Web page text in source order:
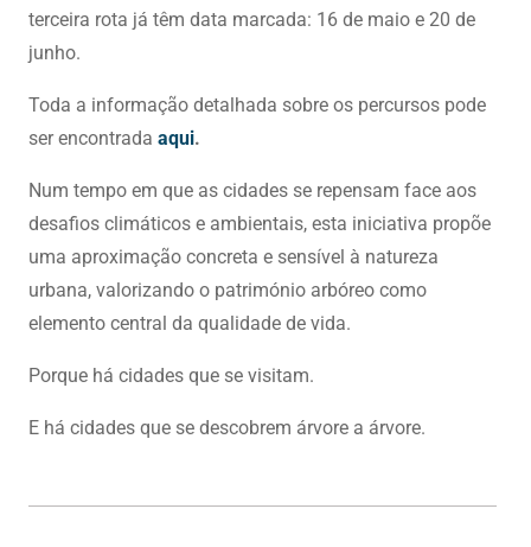
terceira rota já têm data marcada: 16 de maio e 20 de
junho.
Toda a informação detalhada sobre os percursos pode
ser encontrada aqui.
Num tempo em que as cidades se repensam face aos
desafios climáticos e ambientais, esta iniciativa propõe
uma aproximação concreta e sensível à natureza
urbana, valorizando o património arbóreo como
elemento central da qualidade de vida.
Porque há cidades que se visitam.
E há cidades que se descobrem árvore a árvore.